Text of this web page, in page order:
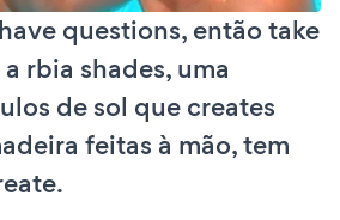
questions, então take
rbia shades, uma
de sol que creates
feitas à mão, tem